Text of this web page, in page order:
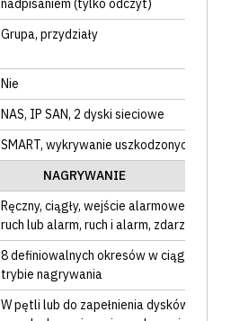
nadpisaniem (tylko odczyt)
Grupa, przydziały
Nie
NAS, IP SAN, 2 dyski sieciowe
SMART, wykrywanie uszkodzonych
NAGRYWANIE
Ręczny, ciągły, wejście alarmowe
ruch lub alarm, ruch i alarm, zdarzenie
8 definiowalnych okresów w ciągu doby
trybie nagrywania
W pętli lub do zapełnienia dysków